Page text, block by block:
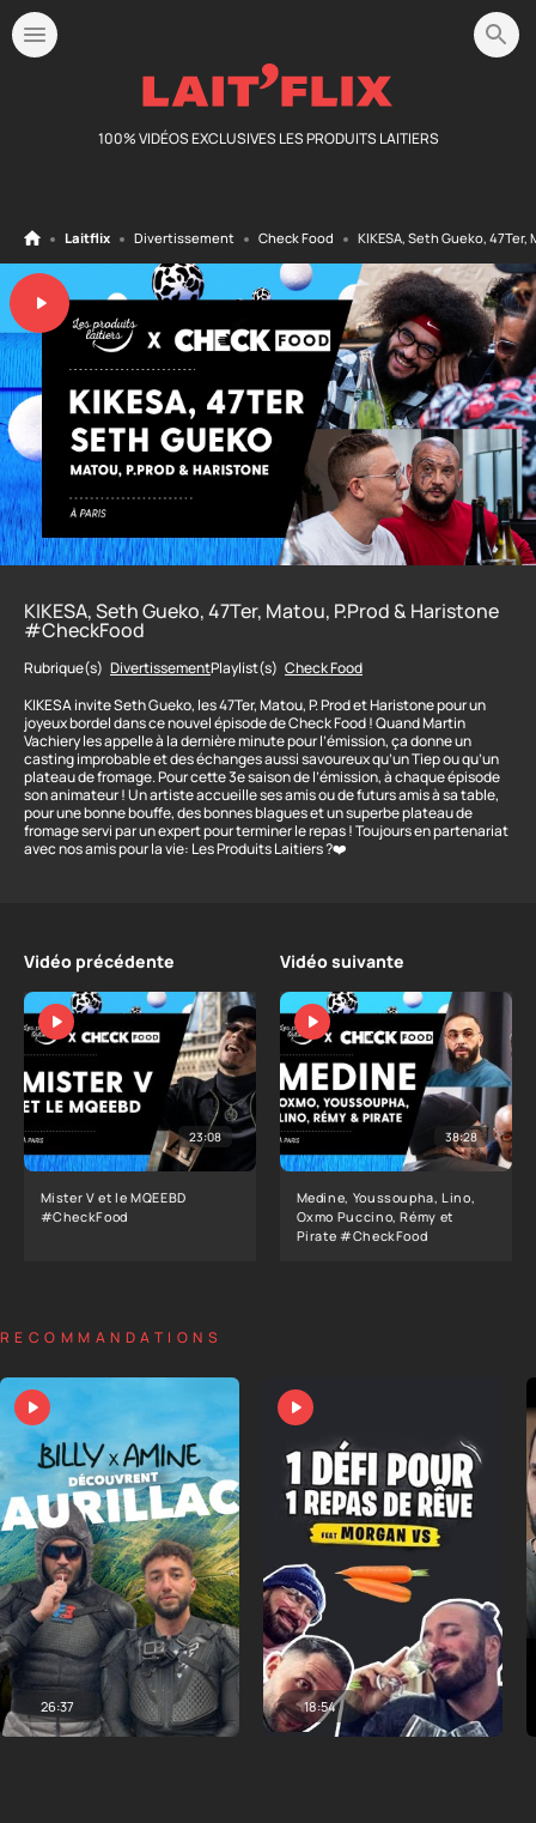
100% VIDÉOS EXCLUSIVES LES PRODUITS LAITIERS
Laitflix Divertissement Check Food KIKESA, Seth Gueko,
KIKESA, Seth Gueko, 47Ter, Matou, P.Prod & Haristone
#CheckFood
KIKESA invite Seth Gueko, les 47Ter, Matou, P. Prod et Haristone pour un
joyeux bordel dans ce nouvel épisode de Check Food ! Quand Martin
Vachiery les appelle à la dernière minute pour l’émission, ça donne un
casting improbable et des échanges aussi savoureux qu’un Tiep ou qu’un
plateau de fromage. Pour cette 3e saison de l’émission, à chaque épisode
son animateur ! Un artiste accueille ses amis ou de futurs amis à sa table,
pour une bonne bouffe, des bonnes blagues et un superbe plateau de
fromage servi par un expert pour terminer le repas ! Toujours en partenariat
avec nos amis pour la vie: Les Produits Laitiers ?❤️
Rubrique(s) DivertissementPlaylist(s) Check Food
Vidéo précédente
23:08
Mister V et le MQEEBD
#CheckFood
Vidéo suivante
38:28
Medine, Youssoupha, Lino,
Oxmo Puccino, Rémy et
Pirate #CheckFood
RECOMMANDATIONS
26:37 18:54